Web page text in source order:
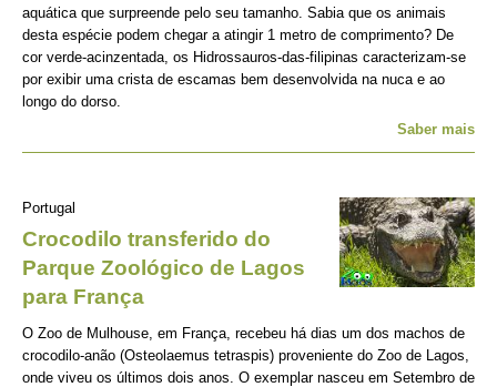
aquática que surpreende pelo seu tamanho. Sabia que os animais
desta espécie podem chegar a atingir 1 metro de comprimento? De
cor verde-acinzentada, os Hidrossauros-das-filipinas caracterizam-se
por exibir uma crista de escamas bem desenvolvida na nuca e ao
longo do dorso.
Saber mais
Portugal
Crocodilo transferido do
Parque Zoológico de Lagos
para França
O Zoo de Mulhouse, em França, recebeu há dias um dos machos de
crocodilo-anão (Osteolaemus tetraspis) proveniente do Zoo de Lagos,
onde viveu os últimos dois anos. O exemplar nasceu em Setembro de